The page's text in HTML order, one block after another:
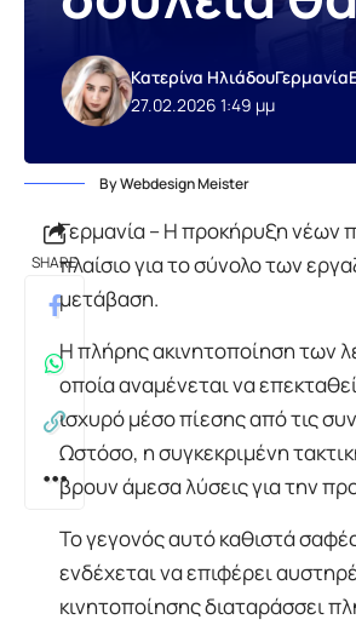
27.02.2026 1:49 μμ
Κατερίνα ΗλιάδουΓερμανία
By Webdesign Meister
SHARE
Γερμανία – Η προκήρυξη νέων
πλαίσιο για το σύνολο των
μετάβαση.
Η πλήρης ακινητοποίηση των
οποία αναμένεται να
ισχυρό μέσο πίεσης από τις
Ωστόσο, η συγκεκριμένη
βρουν άμεσα λύσεις για την
Το γεγονός αυτό καθιστά
ενδέχεται να επιφέρει
κινητοποίησης διαταράσσει